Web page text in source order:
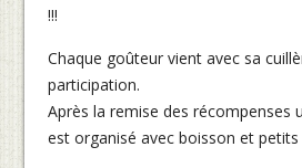
!!!
Chaque goûteur vient avec sa
participation.
Après la remise des récompenses
est organisé avec boisson et petits